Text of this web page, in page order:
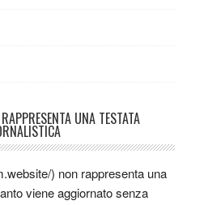
UNA TESTATA
) non rappresenta una
viene aggiornato senza